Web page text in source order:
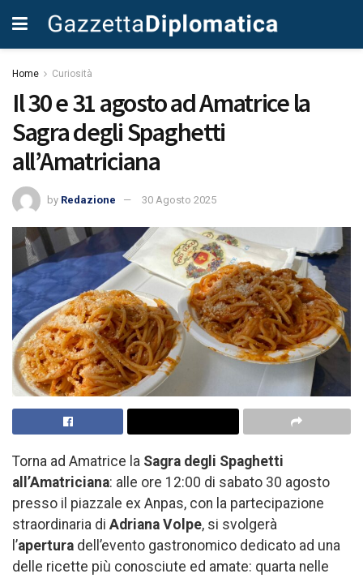
Home Curiosità
Il 30 e 31 agosto ad Amatrice la
Sagra degli Spaghetti
all’Amatriciana
by Redazione 30 Agosto 2025
Torna ad Amatrice la Sagra degli Spaghetti
all’Amatriciana: alle ore 12:00 di sabato 30 agosto
presso il piazzale ex Anpas, con la partecipazione
straordinaria di Adriana Volpe, si svolgerà
l’apertura dell’evento gastronomico dedicato ad una
delle ricette più conosciute ed amate: quarta nelle